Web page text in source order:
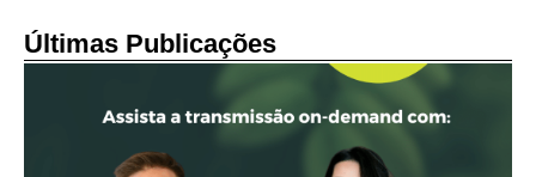
Últimas Publicações